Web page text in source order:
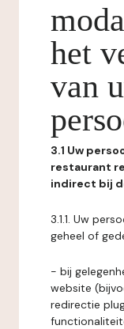
het
van
3.1 Uw
restaurant
indirect bij
3.1.1. Uw
geheel of
- bij
website
redirectie